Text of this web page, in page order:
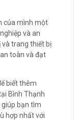
của mình một
và an
và trang thiết bị
toàn và đạt
biết thêm
Bình Thạnh
giúp bạn tìm
hợp nhất với